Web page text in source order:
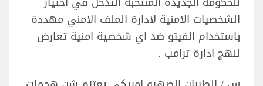
الشخصيات الامنية لادارة الملف الامني مهددة
باستخدام الفيتو ضد اي شخصية امنية تعارض
لنهج ادارة ترامب .